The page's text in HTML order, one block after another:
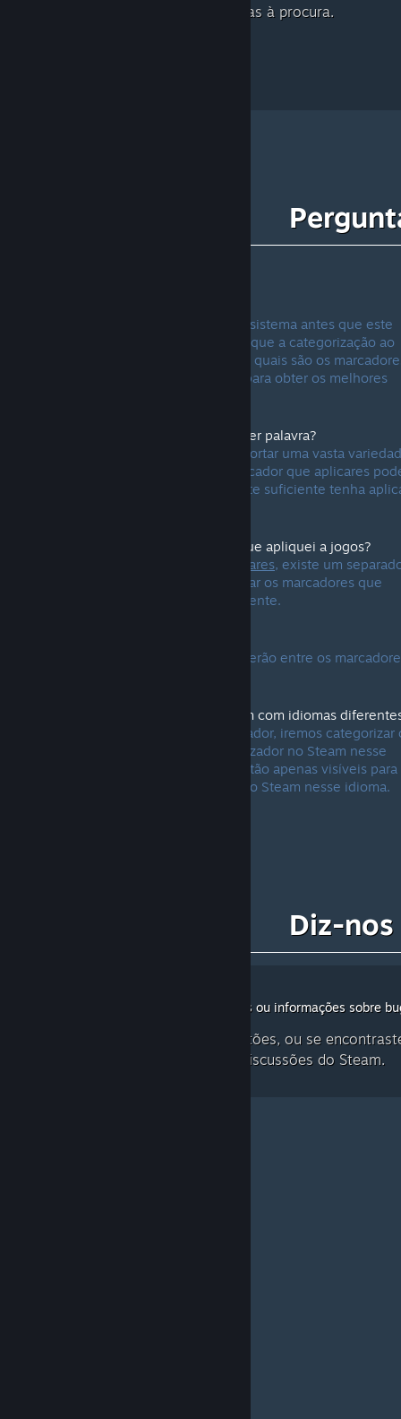
Cartas Colecionáveis que andavas à procura.
Precisamos de obter alguns dados no sistema antes que este
possa funcionar a 100%. Isto significa que a categorização ao
início pode não ser a ideal até vermos quais são os
mais comuns e ajustarmos o sistema para obter os melhores
Posso marcar um produto com qualquer palavra?
Sim, o sistema foi concebido para suportar uma vasta
conceitos, géneros e atributos. O marcador que aplicares
não aparecer para outros até que gente suficiente tenha
Posso ver uma lista dos marcadores que apliquei a jogos?
Marcadores populares, existe um
" que irá listar os marcadores que
aplicaste a produtos mais frequentemente.
Palavrões serão filtrados e não aparecerão entre os
Como é que os marcadores funcionam com idiomas
Quando um utilizador aplica um marcador, iremos categorizar
mesmo no idioma usado por esse utilizador no Steam nesse
momento. Esses marcadores serão então apenas visíveis para
utilizadores que também estão a usar o Steam nesse idioma.
Diz-
Deixa o teu feedback, sugestões ou informações sobre
Se tiveres perguntas, sugestões, ou se
por favor diz-nos isso nas discussões do Steam.